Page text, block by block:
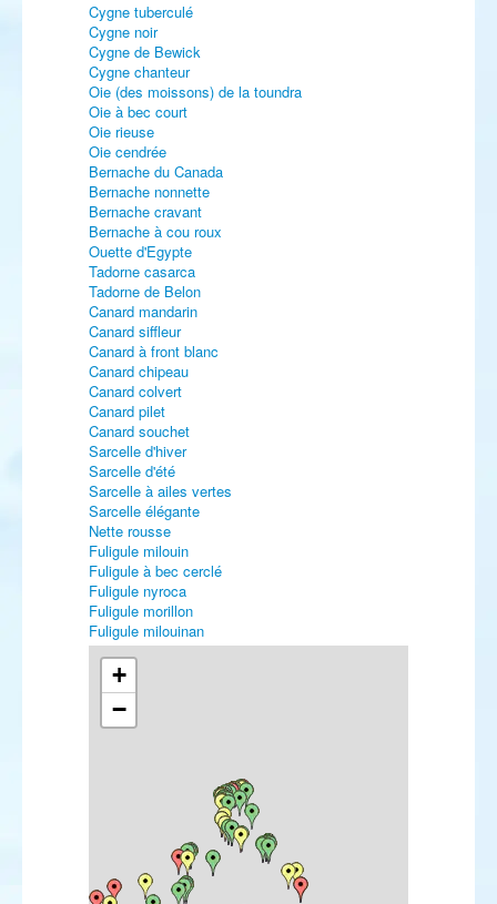
Cygne tuberculé
Cygne noir
Cygne de Bewick
Cygne chanteur
Oie (des moissons) de la toundra
Oie à bec court
Oie rieuse
Oie cendrée
Bernache du Canada
Bernache nonnette
Bernache cravant
Bernache à cou roux
Ouette d'Egypte
Tadorne casarca
Tadorne de Belon
Canard mandarin
Canard siffleur
Canard à front blanc
Canard chipeau
Canard colvert
Canard pilet
Canard souchet
Sarcelle d'hiver
Sarcelle d'été
Sarcelle à ailes vertes
Sarcelle élégante
Nette rousse
Fuligule milouin
Fuligule à bec cerclé
Fuligule nyroca
Fuligule morillon
Fuligule milouinan
Fuligule à tête noire
Eider à duvet
Eider à tête grise
Harelde boréale
Macreuse noire
Harle bièvre
Érismature rousse
+
−